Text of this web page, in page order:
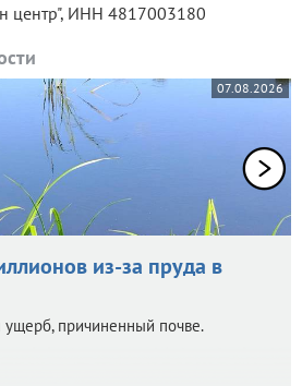
центр", ИНН 4817003180
07.08.2026
из-за пруда в
причиненный почве.